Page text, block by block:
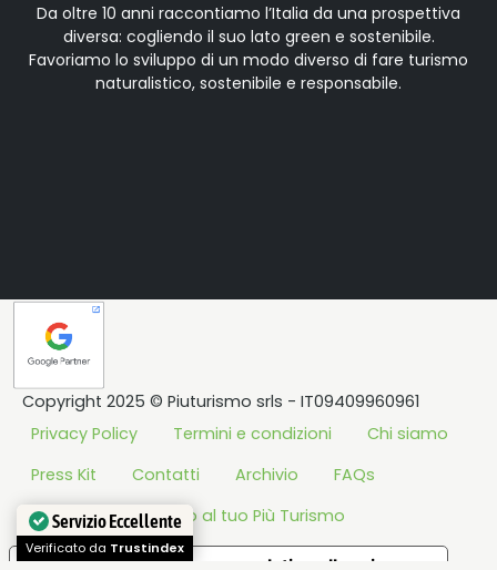
Da oltre 10 anni raccontiamo l’Italia da una prospettiva
diversa: cogliendo il suo lato green e sostenibile.
Favoriamo lo sviluppo di un modo diverso di fare turismo
naturalistico, sostenibile e responsabile.
Copyright 2025 © Piuturismo srls - IT09409960961
Privacy Policy
Termini e condizioni
Chi siamo
Press Kit
Contatti Archivio
FAQs
Tutorial
Accesso al tuo Più Turismo
Le tue preferenze relative alla privacy
Servizio Eccellente
Verificato da Trustindex